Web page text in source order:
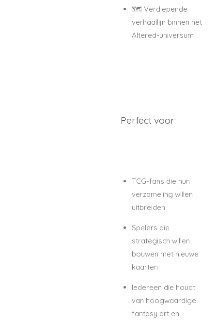
🗺️ Verdiepende
verhaallijn binnen het
Altered-universum
Perfect voor:
TCG-fans die hun
verzameling willen
uitbreiden
Spelers die
strategisch willen
bouwen met nieuwe
kaarten
Iedereen die houdt
van hoogwaardige
fantasy art en